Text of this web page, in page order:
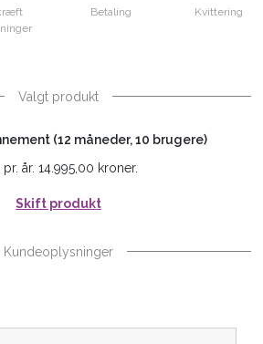
Betaling Kvittering
Valgt produkt
(12 måneder, 10 brugere)
pr. år. 14.995,00 kroner.
Skift produkt
Kundeoplysninger